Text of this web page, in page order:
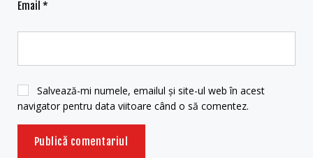
Email *
Salvează-mi numele, emailul și site-ul web în acest
navigator pentru data viitoare când o să comentez.